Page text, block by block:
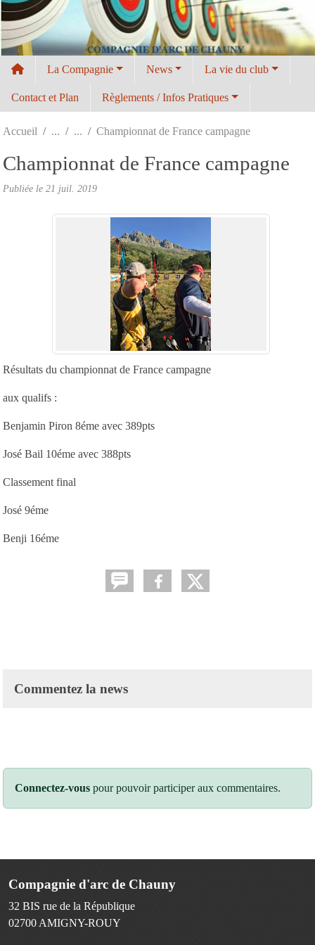
La Compagnie News La vie du club
Contact et Plan Règlements / Infos Pratiques
Accueil Championnat de France campagne
Championnat de France campagne
Publiée le 21 juil. 2019
Résultats du championnat de France campagne
aux qualifs :
Benjamin Piron 8éme avec 389pts
José Bail 10éme avec 388pts
Classement final
José 9éme
Benji 16éme
Commentez la news
Connectez-vous pour pouvoir participer aux commentaires.
Compagnie d'arc de Chauny
32 BIS rue de la République
02700 AMIGNY-ROUY
Panneau de gestion des cookies